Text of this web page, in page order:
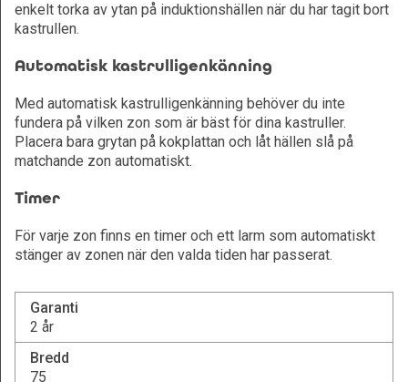
enkelt torka av ytan på induktionshällen när du har tagit bort
kastrullen.
Automatisk kastrulligenkänning
Med automatisk kastrulligenkänning behöver du inte
fundera på vilken zon som är bäst för dina kastruller.
Placera bara grytan på kokplattan och låt hällen slå på
matchande zon automatiskt.
Timer
För varje zon finns en timer och ett larm som automatiskt
stänger av zonen när den valda tiden har passerat.
Garanti
2 år
Bredd
75